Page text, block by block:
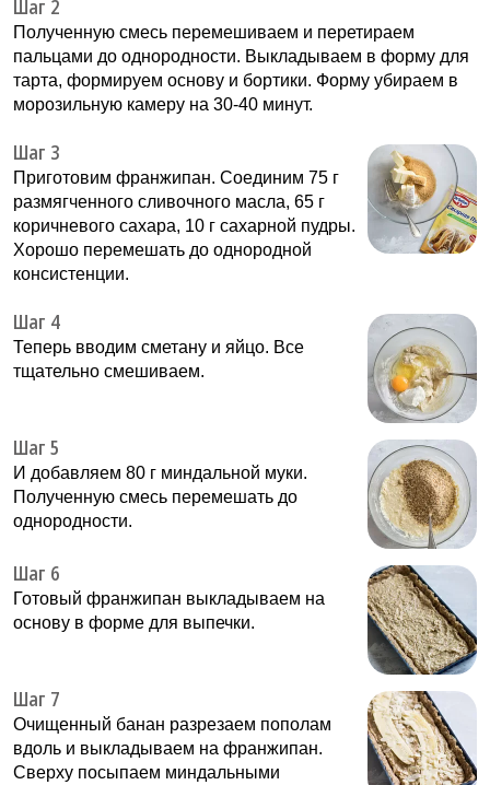
Шаг 2
Полученную смесь перемешиваем и перетираем
пальцами до однородности. Выкладываем в форму для
тарта, формируем основу и бортики. Форму убираем в
морозильную камеру на 30-40 минут.
Шаг 3
Приготовим франжипан. Соединим 75 г
размягченного сливочного масла, 65 г
коричневого сахара, 10 г сахарной пудры.
Хорошо перемешать до однородной
консистенции.
Шаг 4
Теперь вводим сметану и яйцо. Все
тщательно смешиваем.
Шаг 5
И добавляем 80 г миндальной муки.
Полученную смесь перемешать до
однородности.
Шаг 6
Готовый франжипан выкладываем на
основу в форме для выпечки.
Шаг 7
Очищенный банан разрезаем пополам
вдоль и выкладываем на франжипан.
Сверху посыпаем миндальными